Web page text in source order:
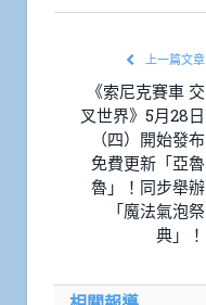
上一篇文章
《索尼克賽車 交
叉世界》5月28日
（四）開始發布
免費更新「亞魯
魯」！同步舉辦
「魔法氣泡祭
典」！